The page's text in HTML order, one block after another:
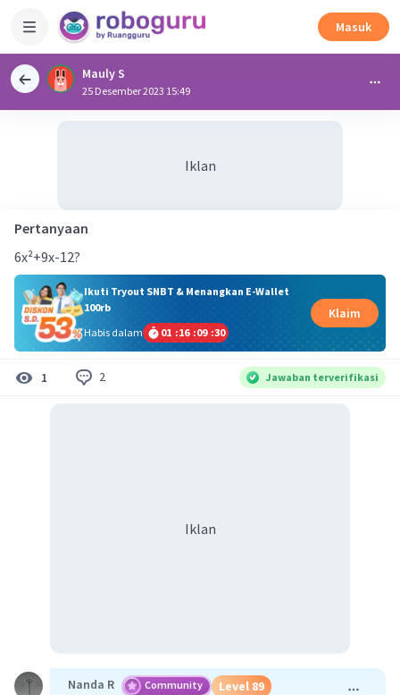
Masuk
Mauly S
25 Desember 2023 15:49
Iklan
Pertanyaan
6x²+9x-12?
Ikuti Tryout SNBT & Menangkan E-Wallet
100rb
Habis dalam
01 :16 :09 :30
Klaim
1 2 Jawaban terverifikasi
Iklan
Nanda R Community Level 89